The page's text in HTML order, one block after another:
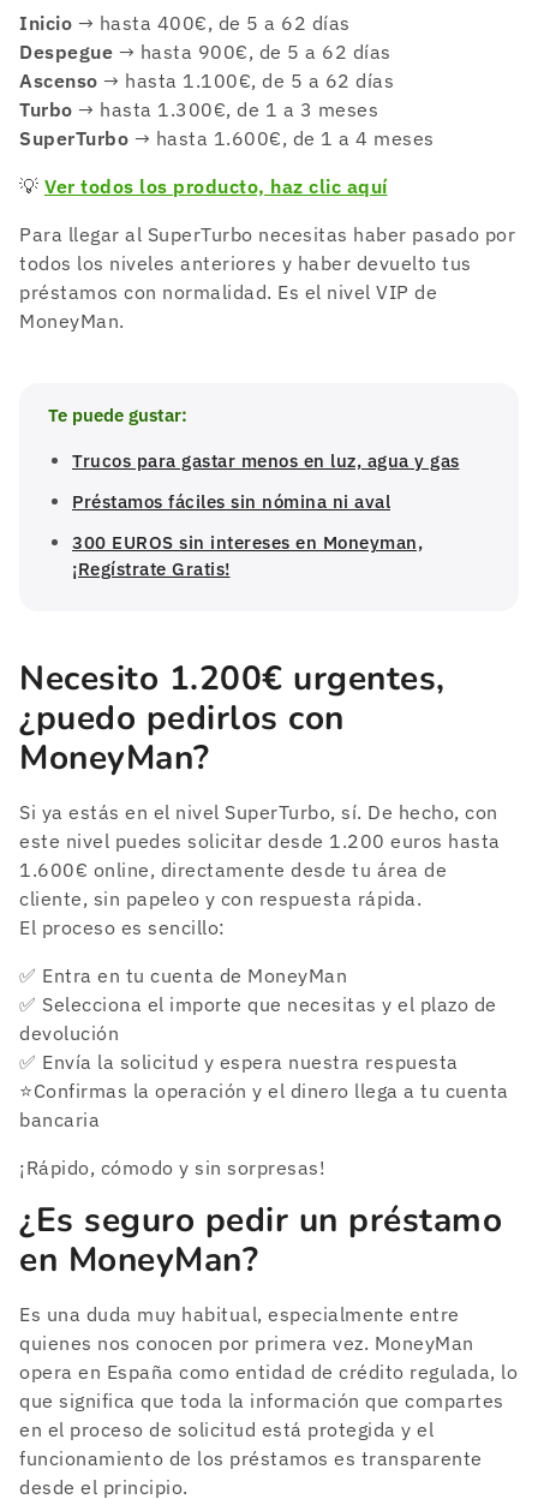
Inicio → hasta 400€, de 5 a 62 días
Despegue → hasta 900€, de 5 a 62 días
Ascenso → hasta 1.100€, de 5 a 62 días
Turbo → hasta 1.300€, de 1 a 3 meses
SuperTurbo → hasta 1.600€, de 1 a 4 meses
💡 Ver todos los producto, haz clic aquí
Para llegar al SuperTurbo necesitas haber pasado por
todos los niveles anteriores y haber devuelto tus
préstamos con normalidad. Es el nivel VIP de
MoneyMan.
Te puede gustar:
Trucos para gastar menos en luz, agua y gas
Préstamos fáciles sin nómina ni aval
300 EUROS sin intereses en Moneyman,
¡Regístrate Gratis!
Necesito 1.200€ urgentes,
¿puedo pedirlos con
MoneyMan?
Si ya estás en el nivel SuperTurbo, sí. De hecho, con
este nivel puedes solicitar desde 1.200 euros hasta
1.600€ online, directamente desde tu área de
cliente, sin papeleo y con respuesta rápida.
El proceso es sencillo:
✅ Entra en tu cuenta de MoneyMan
✅ Selecciona el importe que necesitas y el plazo de
devolución
✅ Envía la solicitud y espera nuestra respuesta
⭐Confirmas la operación y el dinero llega a tu cuenta
bancaria
¡Rápido, cómodo y sin sorpresas!
¿Es seguro pedir un préstamo
en MoneyMan?
Es una duda muy habitual, especialmente entre
quienes nos conocen por primera vez. MoneyMan
opera en España como entidad de crédito regulada, lo
que significa que toda la información que compartes
en el proceso de solicitud está protegida y el
funcionamiento de los préstamos es transparente
desde el principio.